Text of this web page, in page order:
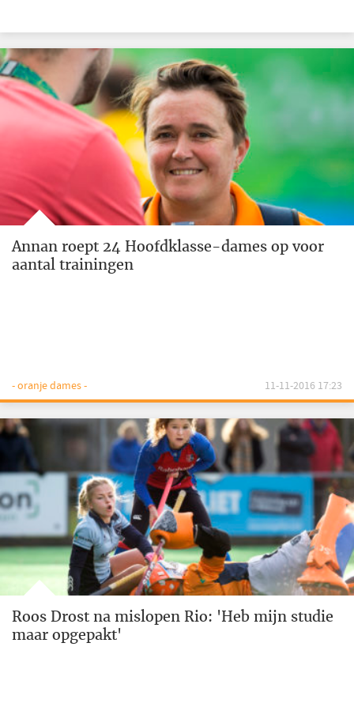
Annan roept 24 Hoofdklasse-dames op voor
aantal trainingen
- oranje dames - 11-11-2016 17:23
Roos Drost na mislopen Rio: 'Heb mijn studie
maar opgepakt'